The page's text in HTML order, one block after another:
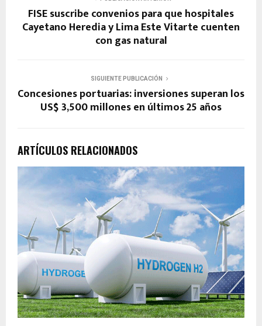
FISE suscribe convenios para que hospitales
Cayetano Heredia y Lima Este Vitarte cuenten
con gas natural
SIGUIENTE PUBLICACIÓN
Concesiones portuarias: inversiones superan los
US$ 3,500 millones en últimos 25 años
ARTÍCULOS RELACIONADOS